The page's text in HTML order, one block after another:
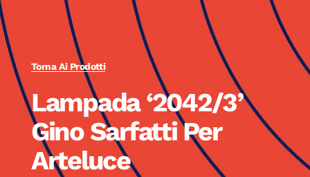
Torna Ai Prodotti
Lampada ‘2042/3’
Gino Sarfatti Per
Arteluce